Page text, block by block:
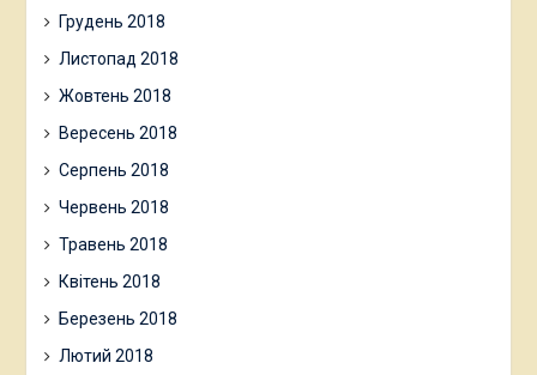
Грудень 2018
Листопад 2018
Жовтень 2018
Вересень 2018
Серпень 2018
Червень 2018
Травень 2018
Квітень 2018
Березень 2018
Лютий 2018